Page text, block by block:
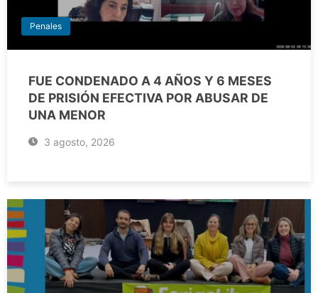
Penales
FUE CONDENADO A 4 AÑOS Y 6 MESES
DE PRISIÓN EFECTIVA POR ABUSAR DE
UNA MENOR
3 agosto, 2026